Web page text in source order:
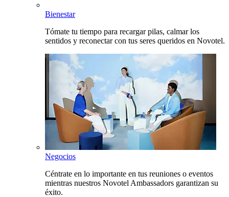
Bienestar
Tómate tu tiempo para recargar pilas, calmar los
sentidos y reconectar con tus seres queridos en Novotel.
Negocios
Céntrate en lo importante en tus reuniones o eventos
mientras nuestros Novotel Ambassadors garantizan su
éxito.